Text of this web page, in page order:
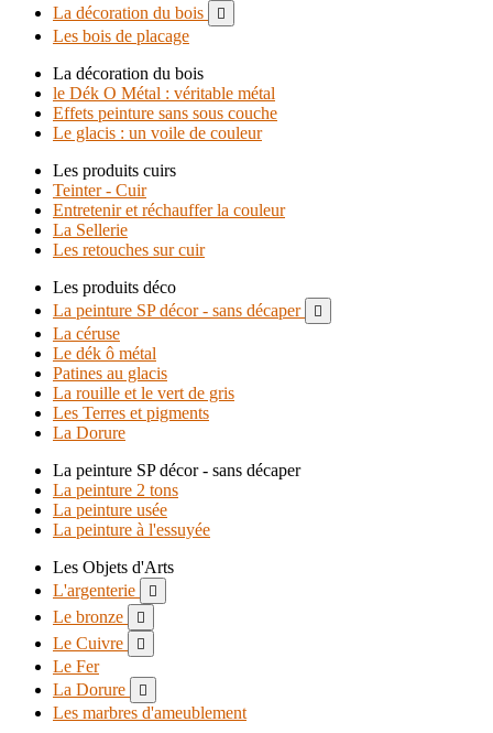
La décoration du bois

Les bois de placage
La décoration du bois
le Dék O Métal : véritable métal
Effets peinture sans sous couche
Le glacis : un voile de couleur
Les produits cuirs
Teinter - Cuir
Entretenir et réchauffer la couleur
La Sellerie
Les retouches sur cuir
Les produits déco
La peinture SP décor - sans décaper

La céruse
Le dék ô métal
Patines au glacis
La rouille et le vert de gris
Les Terres et pigments
La Dorure
La peinture SP décor - sans décaper
La peinture 2 tons
La peinture usée
La peinture à l'essuyée
Les Objets d'Arts
L'argenterie

Le bronze 
Le Cuivre 
Le Fer
La Dorure

Les marbres d'ameublement